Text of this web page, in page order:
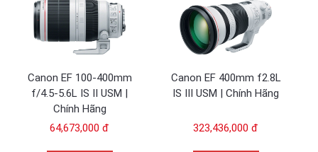
Canon EF 100-400mm
f/4.5-5.6L IS II USM |
Chính Hãng
64,673,000 đ
Canon EF 400mm f2.8L
IS III USM | Chính Hãng
323,436,000 đ